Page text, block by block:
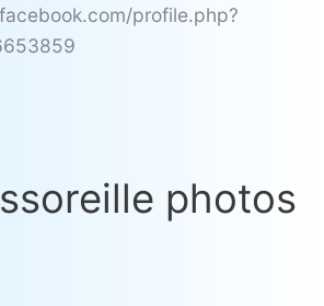
profile.php?
photos